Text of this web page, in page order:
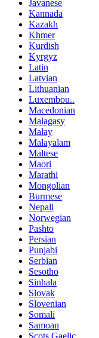
Javanese
Kannada
Kazakh
Khmer
Kurdish
Kyrgyz
Latin
Latvian
Lithuanian
Luxembou..
Macedonian
Malagasy
Malay
Malayalam
Maltese
Maori
Marathi
Mongolian
Burmese
Nepali
Norwegian
Pashto
Persian
Punjabi
Serbian
Sesotho
Sinhala
Slovak
Slovenian
Somali
Samoan
Scots Gaelic